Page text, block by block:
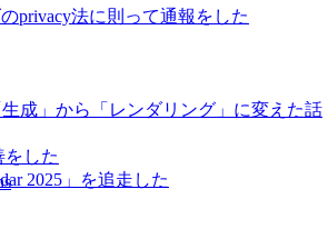
privacy法に則って通報をした
成」から「レンダリング」に変えた話
をした
2025」を追走した